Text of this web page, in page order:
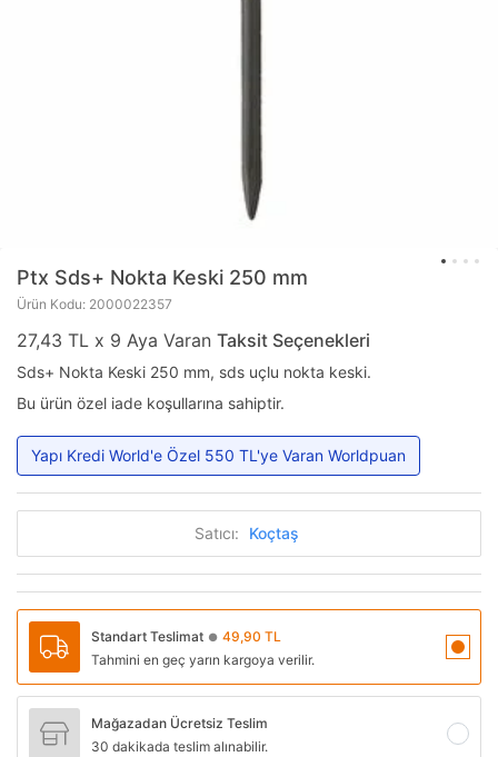
Ptx Sds+ Nokta Keski 250 mm
Ürün Kodu: 2000022357
27,43 TL x 9 Aya Varan Taksit Seçenekleri
Sds+ Nokta Keski 250 mm, sds uçlu nokta keski.
Bu ürün özel iade koşullarına sahiptir.
Yapı Kredi World'e Özel 550 TL'ye Varan Worldpuan
Satıcı: Koçtaş
Standart Teslimat ● 49,90 TL
Tahmini en geç yarın kargoya verilir.
Mağazadan Ücretsiz Teslim
30 dakikada teslim alınabilir.